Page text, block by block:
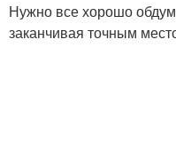
Нужно все хорошо
заканчивая точным